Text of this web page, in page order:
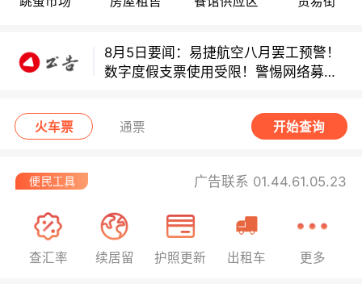
数字度假支票使用受限！警惕网络募捐
骗局！
火车票 通票 开始查询
广告联系 01.44.61.05.23
查汇率 续居留 护照更新 出租车 更多